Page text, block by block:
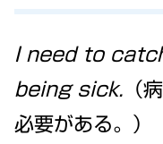
I need to
being sick. （
必要がある。）